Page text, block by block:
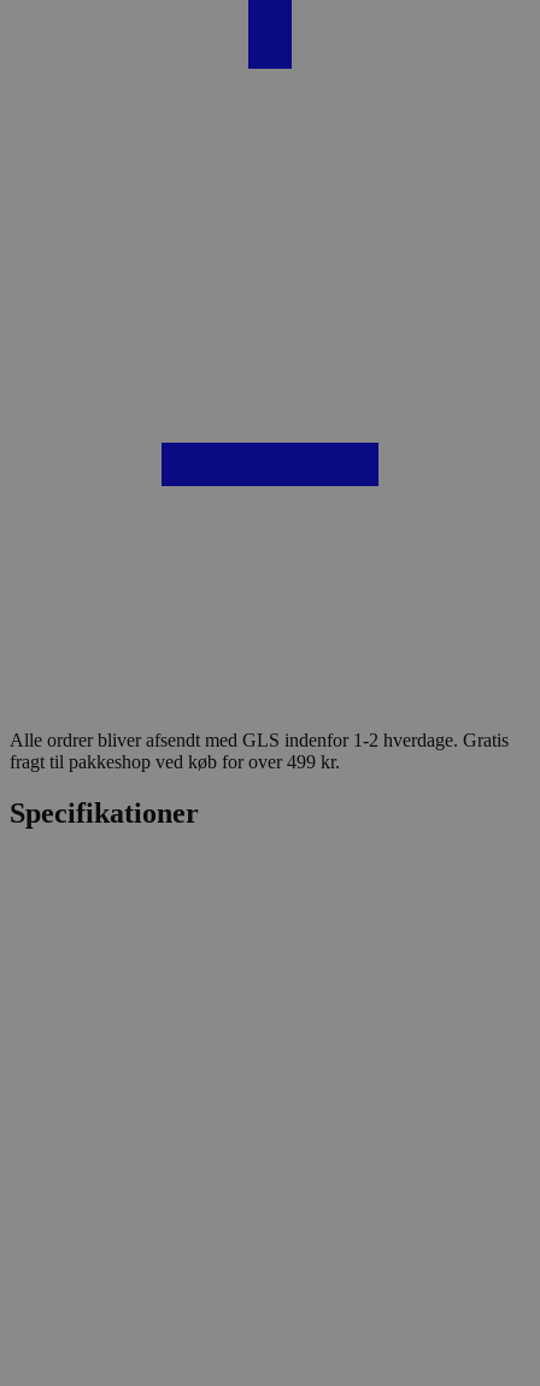
Alle ordrer bliver afsendt med GLS indenfor 1-2 hverdage. Gratis
fragt til pakkeshop ved køb for over 499 kr.
Specifikationer